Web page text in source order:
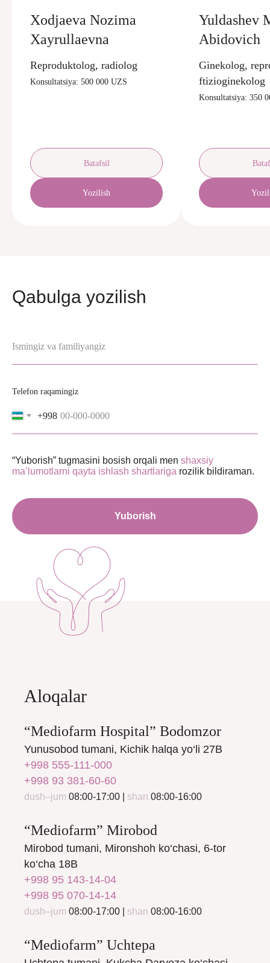
Xodjaeva Nozima
Xayrullaevna
Reproduktolog, radiolog
Konsultatsiya: 500 000 UZS
Batafsil
Yozilish
Yuldashev
Abidovich
Ginekolog,
ftizioginekolog
Konsultatsiya: 350
Qabulga yozilish
Ismingiz va familiyangiz
Telefon raqamingiz
+998
“Yuborish” tugmasini bosish orqali men shaxsiy
ma’lumotlarni qayta ishlash shartlariga rozilik bildiraman.
Yuborish
Aloqalar
“Mediofarm Hospital” Bodomzor
Yunusobod tumani, Kichik halqa yo‘li 27B
+998 555-111-000
+998 93 381-60-60
dush–jum 08:00-17:00 | shan 08:00-16:00
“Mediofarm” Mirobod
Mirobod tumani, Mironshoh ko‘chasi, 6-tor
ko‘cha 18B
+998 95 143-14-04
+998 95 070-14-14
dush–jum 08:00-17:00 | shan 08:00-16:00
“Mediofarm” Uchtepa